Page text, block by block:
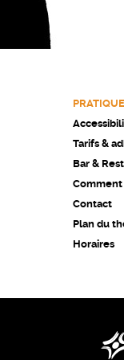
PRATIQUE
Tarifs &
Bar &
Comment
Contact
Plan du
Horaires